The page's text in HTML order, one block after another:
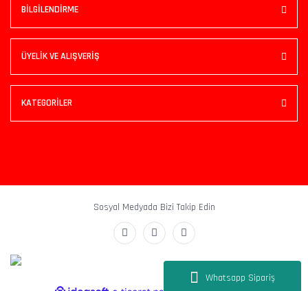
Whatsapp Sipariş
BİLGİLENDİRME
ÜYELİK VE ALIŞVERİŞ
KATEGORİLER
Sosyal Medyada Bizi Takip Edin